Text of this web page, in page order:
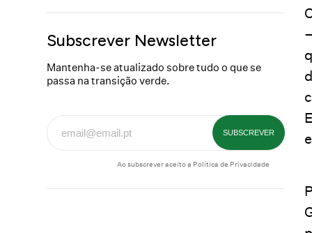
Subscrever Newsletter
Mantenha-se atualizado sobre tudo o que se
passa na transição verde.
Ao subscrever aceito a Política de Privacidade